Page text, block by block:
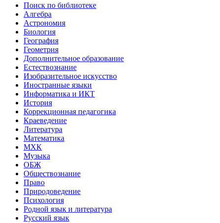
Поиск по библиотеке
Алгебра
Астрономия
Биология
География
Геометрия
Дополнительное образование
Естествознание
Изобразительное искусство
Иностранные языки
Информатика и ИКТ
История
Коррекционная педагогика
Краеведение
Литература
Математика
МХК
Музыка
ОБЖ
Обществознание
Право
Природоведение
Психология
Родной язык и литература
Русский язык